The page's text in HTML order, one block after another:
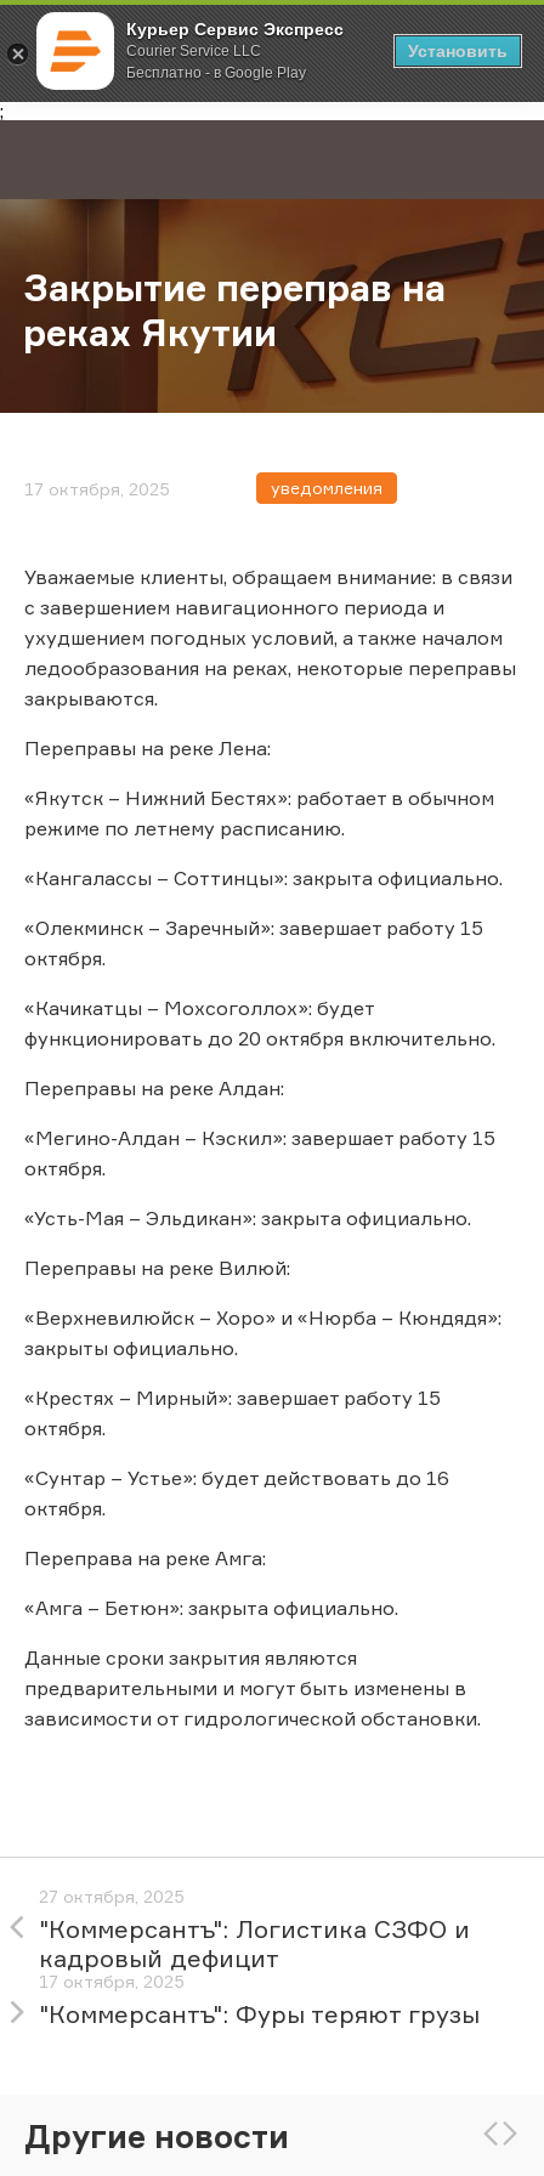
Курьер Сервис Экспресс
Courier Service LLC
Бесплатно - в Google Play
Установить
;
Главная О компании Новости Закрытие переправ на реках
Закрытие переправ на
реках Якутии
17 октября, 2025 уведомления
Уважаемые клиенты, обращаем внимание: в связи
с завершением навигационного периода и
ухудшением погодных условий, а также началом
ледообразования на реках, некоторые переправы
закрываются.
Переправы на реке Лена:
«Якутск – Нижний Бестях»: работает в обычном
режиме по летнему расписанию.
«Кангалассы – Соттинцы»: закрыта официально.
«Олекминск – Заречный»: завершает работу 15
октября.
«Качикатцы – Мохсоголлох»: будет
функционировать до 20 октября включительно.
Переправы на реке Алдан:
«Мегино-Алдан – Кэскил»: завершает работу 15
октября.
«Усть-Мая – Эльдикан»: закрыта официально.
Переправы на реке Вилюй:
«Верхневилюйск – Хоро» и «Нюрба – Кюндядя»:
закрыты официально.
«Крестях – Мирный»: завершает работу 15
октября.
«Сунтар – Устье»: будет действовать до 16
октября.
Переправа на реке Амга:
«Амга – Бетюн»: закрыта официально.
Данные сроки закрытия являются
предварительными и могут быть изменены в
зависимости от гидрологической обстановки.
27 октября, 2025
"Коммерсантъ": Логистика СЗФО и
кадровый дефицит
17 октября, 2025
"Коммерсантъ": Фуры теряют грузы
Другие новости